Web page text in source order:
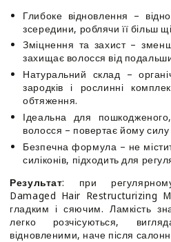
Глибоке відновлення –
зсередини, роблячи її більш
Зміцнення та захист –
захищає волосся від
Натуральний склад –
зародків і рослинні
обтяження.
Ідеальна для
волосся – повертає йому силу
Безпечна формула – не
силіконів, підходить для
Результат: при
Damaged Hair Restructurizing
гладким і сяючим. Ламкість
легко розчісуються,
відновленими, наче після